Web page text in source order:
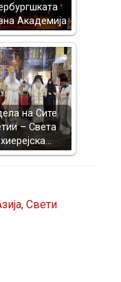
Академија
на Сите
– Света
, Свети